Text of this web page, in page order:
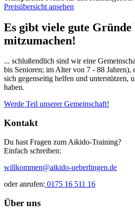
Preisübersicht ansehen
Es gibt viele gute Gründe
mitzumachen!
... schlußendlich sind wir eine
bis Senioren; im Alter von 7 - 88 Jahren),
sich gegenseitig helfen und unterstützen,
haben.
Werde Teil unserer Gemeinschaft!
Kontakt
Du hast Fragen zum Aikido-Training?
Einfach schreiben:
willkommen@aikido-ueberlingen.de
oder anrufen: 0175 16 511 16
Über uns